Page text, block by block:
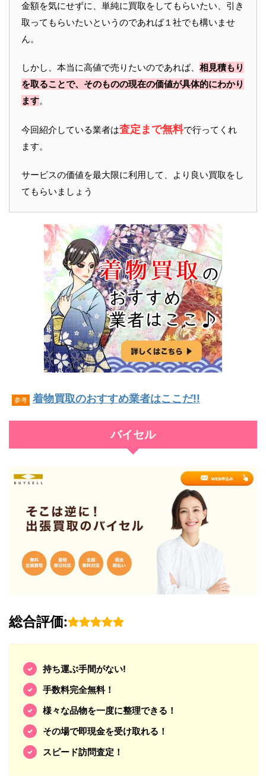
金額を気にせずに、単純に買取をしてもらいたい、引き
取ってもらいたいというのであれば１社でも構いませ
ん。
しかし、本当に高値で売りたいのであれば、 相見積もり
を取ることで、そのものの現在の価値が具体的にわかり
ます。
今回紹介している業者は査定まで無料で行ってくれ
ます。
サービスの価値を最大限に利用して、より良い買取をし
てもらいましょう
参考 着物買取のおすすめ業者はここだ!!
バイセル
総合評価:
持ち運ぶ手間がない!
手数料完全無料！
様々な品物を一度に整理できる！
その場で即現金を受け取れる！
スピード訪問査定！